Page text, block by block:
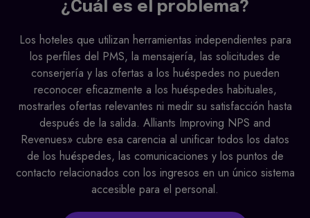
¿Cuál es el problema?
Los hoteles que utilizan herramientas independientes para
los perfiles del PMS, la mensajería, las solicitudes de
conserjería y las ofertas a los huéspedes no pueden
reconocer eficazmente a los huéspedes habituales,
mostrarles ofertas relevantes ni medir su satisfacción hasta
después de la salida. Alliants Improving NPS and
Revenues» cubre esa carencia al unificar todos los datos
de los huéspedes, las comunicaciones y los puntos de
contacto relacionados con los ingresos en un único sistema
accesible para el personal.